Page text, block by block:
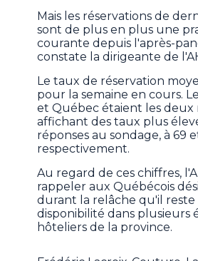
Mais les réservations de
sont de plus en plus une
courante depuis l'après-
constate la dirigeante de
Le taux de réservation
pour la semaine en cours.
et Québec étaient les deux
affichant des taux plus
réponses au sondage, à 69
respectivement.
Au regard de ces chiffres,
rappeler aux Québécois
durant la relâche qu'il reste
disponibilité dans plusieurs
hôteliers de la province.